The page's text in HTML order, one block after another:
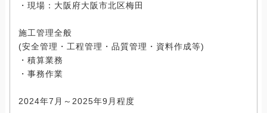
・現場：大阪府大阪市北区梅田
施工管理全般
(安全管理・工程管理・品質管理・資料作成等)
・積算業務
・事務作業
2024年7月～2025年9月程度